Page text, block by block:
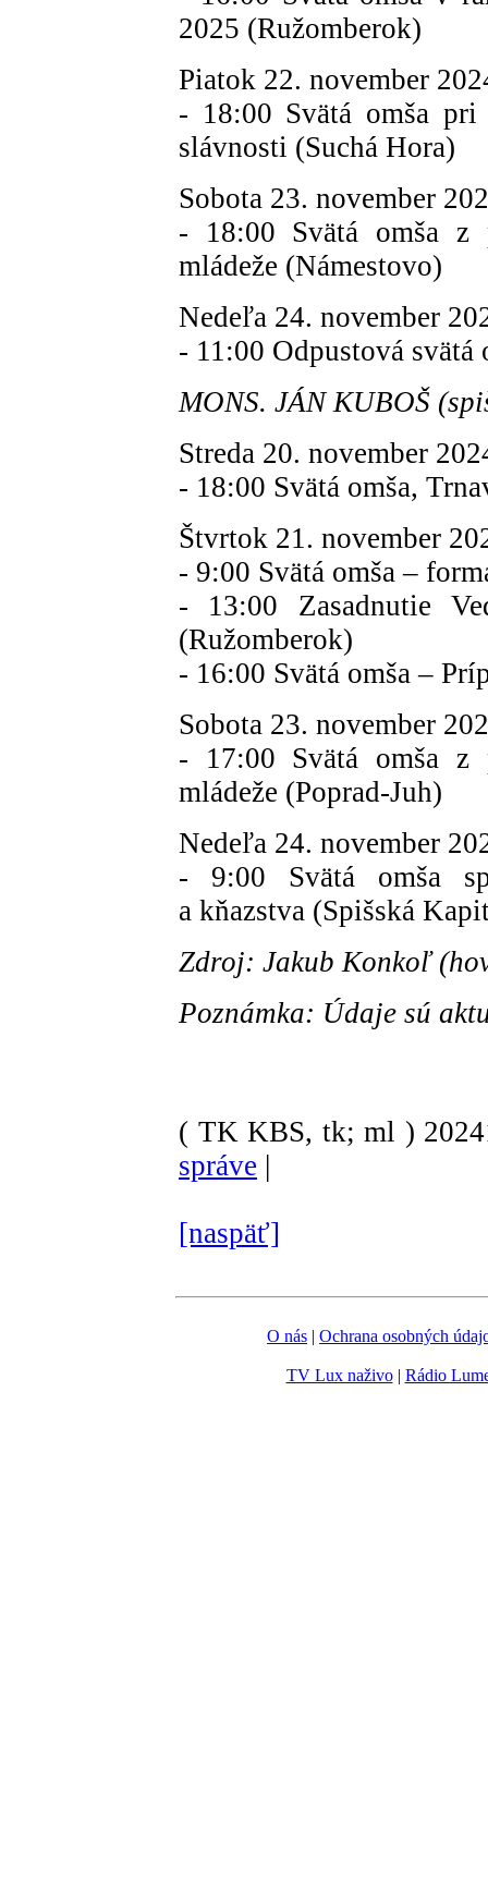
2025 (Ružomberok)
Piatok 22. november
- 18:00 Svätá omša
slávnosti (Suchá Hora)
Sobota 23. november
- 18:00 Svätá omša z
mládeže (Námestovo)
Nedeľa 24. november
- 11:00 Odpustová
MONS. JÁN KUBOŠ
Streda 20. november
- 18:00 Svätá omša,
Štvrtok 21. november
- 9:00 Svätá omša –
- 13:00 Zasadnutie
(Ružomberok)
- 16:00 Svätá omša –
Sobota 23. november
- 17:00 Svätá omša z
mládeže (Poprad-Juh)
Nedeľa 24. november
- 9:00 Svätá omša
a kňazstva (Spišská
Zdroj: Jakub Konkoľ
Poznámka: Údaje sú
( TK KBS, tk; ml )
správe |
[naspäť]
O nás | Ochrana osobných
TV Lux naživo| Rádio